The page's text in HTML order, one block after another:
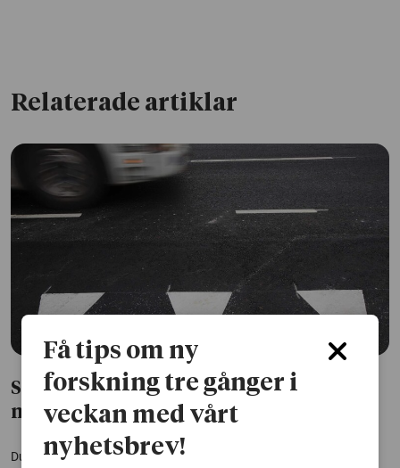
Relaterade artiklar
Slitage av vägmarkeringar ger stora
mängder mikroplast
Dubbdäck och mycket trafik sliter på vägmarkeringar och orsakar
Få tips om ny
forskning tre gånger i
veckan med vårt
nyhetsbrev!